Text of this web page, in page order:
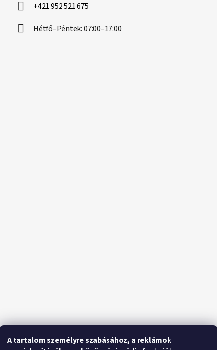
A tartalom személyre szabásához, a reklámok
+421 952 521 675
Hétfő–Péntek: 07:00–17:00